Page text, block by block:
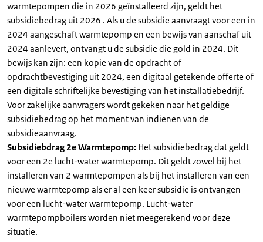
warmtepompen die in 2026 geïnstalleerd zijn, geldt het
subsidiebedrag uit 2026 . Als u de subsidie aanvraagt voor een in
2024 aangeschaft warmtepomp en een bewijs van aanschaf uit
2024 aanlevert, ontvangt u de subsidie die gold in 2024. Dit
bewijs kan zijn: een kopie van de opdracht of
opdrachtbevestiging uit 2024, een digitaal getekende offerte of
een digitale schriftelijke bevestiging van het installatiebedrijf.
Voor zakelijke aanvragers wordt gekeken naar het geldige
subsidiebedrag op het moment van indienen van de
subsidieaanvraag.
Subsidiebdrag 2e Warmtepomp: Het subsidiebedrag dat geldt
voor een 2e lucht-water warmtepomp. Dit geldt zowel bij het
installeren van 2 warmtepompen als bij het installeren van een
nieuwe warmtepomp als er al een keer subsidie is ontvangen
voor een lucht-water warmtepomp. Lucht-water
warmtepompboilers worden niet meegerekend voor deze
situatie.